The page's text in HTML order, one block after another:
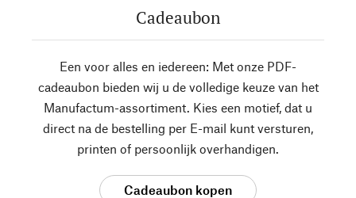
Cadeaubon
Een voor alles en iedereen: Met onze PDF-
cadeaubon bieden wij u de volledige keuze van het
Manufactum-assortiment. Kies een motief, dat u
direct na de bestelling per E-mail kunt versturen,
printen of persoonlijk overhandigen.
Cadeaubon kopen